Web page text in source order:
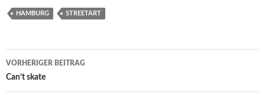
HAMBURG STREETART
Beitragsnavigation
VORHERIGER BEITRAG
Can’t skate